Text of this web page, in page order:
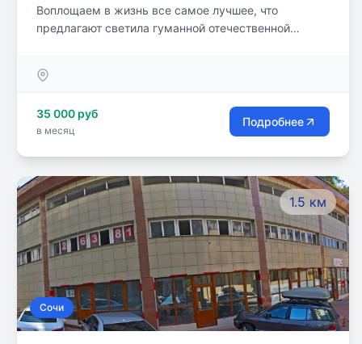
Воплощаем в жизнь все самое лучшее, что
предлагают светила гуманной отечественной
личность ребенка.
35 000 руб
в месяц
Подробнее
1.5 км
Сочи